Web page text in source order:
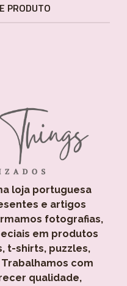
PRODUTO
loja portuguesa
e artigos
fotografias,
em produtos
t-shirts, puzzles,
com
qualidade,